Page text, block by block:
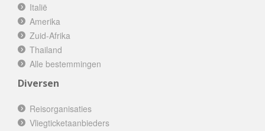
Italië
Amerika
Zuid-Afrika
Thailand
Alle bestemmingen
Diversen
Reisorganisaties
Vliegticketaanbieders